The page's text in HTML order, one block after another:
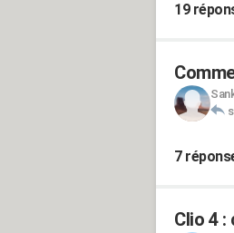
19
7
Clio 4